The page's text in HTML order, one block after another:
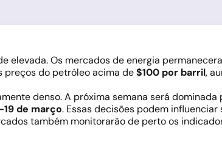
elevada. Os mercados de energia
preços do petróleo acima de$100 por barril,
denso. A próxima semana será dominada
de março. Essas decisões podem
também monitorarão de perto os